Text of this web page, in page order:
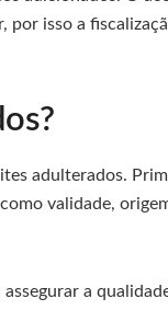
por isso a
adulterados.
validade,
a